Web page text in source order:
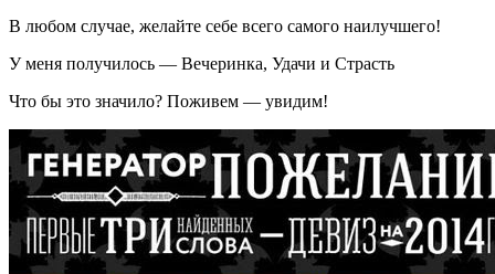
В любом случае, желайте себе всего самого наилучшего!
У меня получилось — Вечеринка, Удачи и Страсть
Что бы это значило? Поживем — увидим!